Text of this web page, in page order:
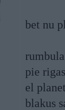
bet nu
rumbula
pie
el
blakus